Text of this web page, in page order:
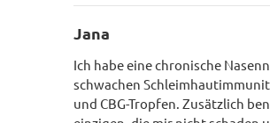
Jana
Ich habe eine chronische
schwachen
und CBG-Tropfen. Zusätzlich